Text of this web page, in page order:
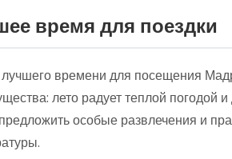
время для поездки
времени для посещения
лето радует теплой погодой
особые развлечения и